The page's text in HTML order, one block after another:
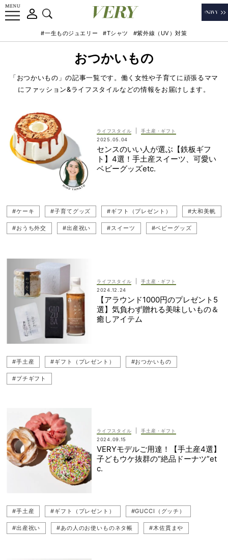
#一生ものジュエリー #Tシャツ #紫外線（UV）対策
おつかいもの
「おつかいもの」の記事一覧です。働く女性や子育てに頑張るママ
にファッション&ライフスタイルなどの情報をお届けします。
ライフスタイル
手土産・ギフト
2025.05.04
センスのいい人が選ぶ【鉄板ギフ
ト】4選！手土産スイーツ、可愛い
ベビーグッズetc.
#ケーキ #子育てグッズ #ギフト（プレゼント） #大和美帆
#おうち外交 #出産祝い #スイーツ #ベビーグッズ
ライフスタイル
手土産・ギフト
2024.12.24
【アラウンド1000円のプレゼント5
選】気負わず贈れる美味しいもの＆
癒しアイテム
#手土産 #ギフト（プレゼント） #おつかいもの
#プチギフト
ライフスタイル
手土産・ギフト
2024.09.15
VERYモデルご用達！【手土産4選】
子どもウケ抜群の“絶品ドーナツ”et
c.
#手土産 #ギフト（プレゼント） #GUCCI（グッチ）
#出産祝い #あの人のお使いものネタ帳 #木佐貫まや